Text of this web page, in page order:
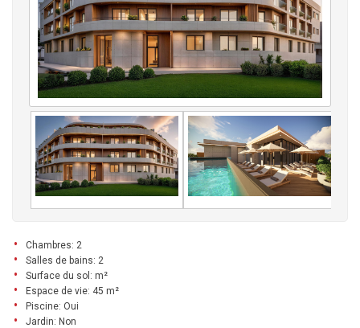
Chambres: 2
Salles de bains: 2
Surface du sol: m²
Espace de vie: 45 m²
Piscine: Oui
Jardin: Non